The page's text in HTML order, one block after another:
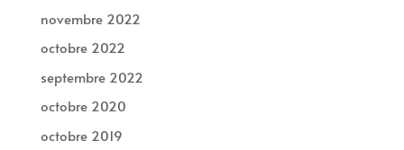
novembre 2022
octobre 2022
septembre 2022
octobre 2020
octobre 2019